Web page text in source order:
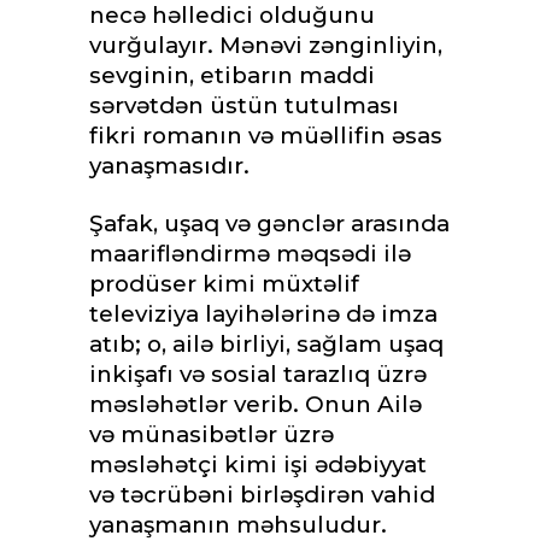
necə həlledici olduğunu
vurğulayır. Mənəvi zənginliyin,
sevginin, etibarın maddi
sərvətdən üstün tutulması
fikri romanın və müəllifin əsas
yanaşmasıdır.
Şafak, uşaq və gənclər arasında
maarifləndirmə məqsədi ilə
prodüser kimi müxtəlif
televiziya layihələrinə də imza
atıb; o, ailə birliyi, sağlam uşaq
inkişafı və sosial tarazlıq üzrə
məsləhətlər verib. Onun Ailə
və münasibətlər üzrə
məsləhətçi kimi işi ədəbiyyat
və təcrübəni birləşdirən vahid
yanaşmanın məhsuludur.